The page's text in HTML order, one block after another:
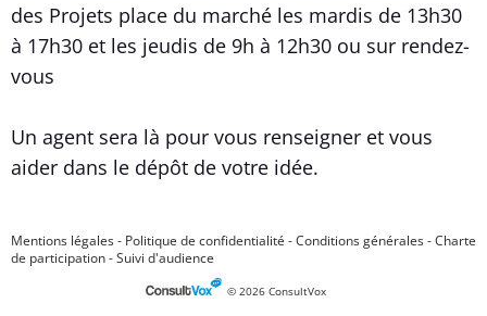
des Projets place du marché les mardis de 13h30
à 17h30 et les jeudis de 9h à 12h30 ou sur rendez-
vous
Un agent sera là pour vous renseigner et vous
aider dans le dépôt de votre idée.
© 2026 ConsultVox
Mentions légales- Politique de confidentialité -Conditions générales-Charte
de participation-Suivi d'audience